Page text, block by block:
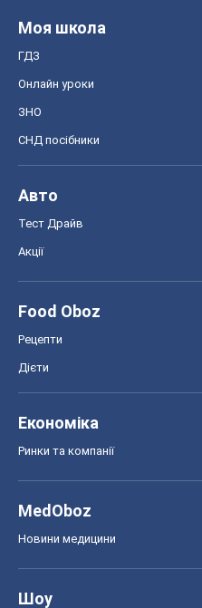
Моя школа
ГДЗ
Онлайн уроки
ЗНО
СНД посібники
Авто
Тест Драйв
Акції
Food Oboz
Рецепти
Дієти
Економіка
Ринки та компанії
MedOboz
Новини медицини
Шоу